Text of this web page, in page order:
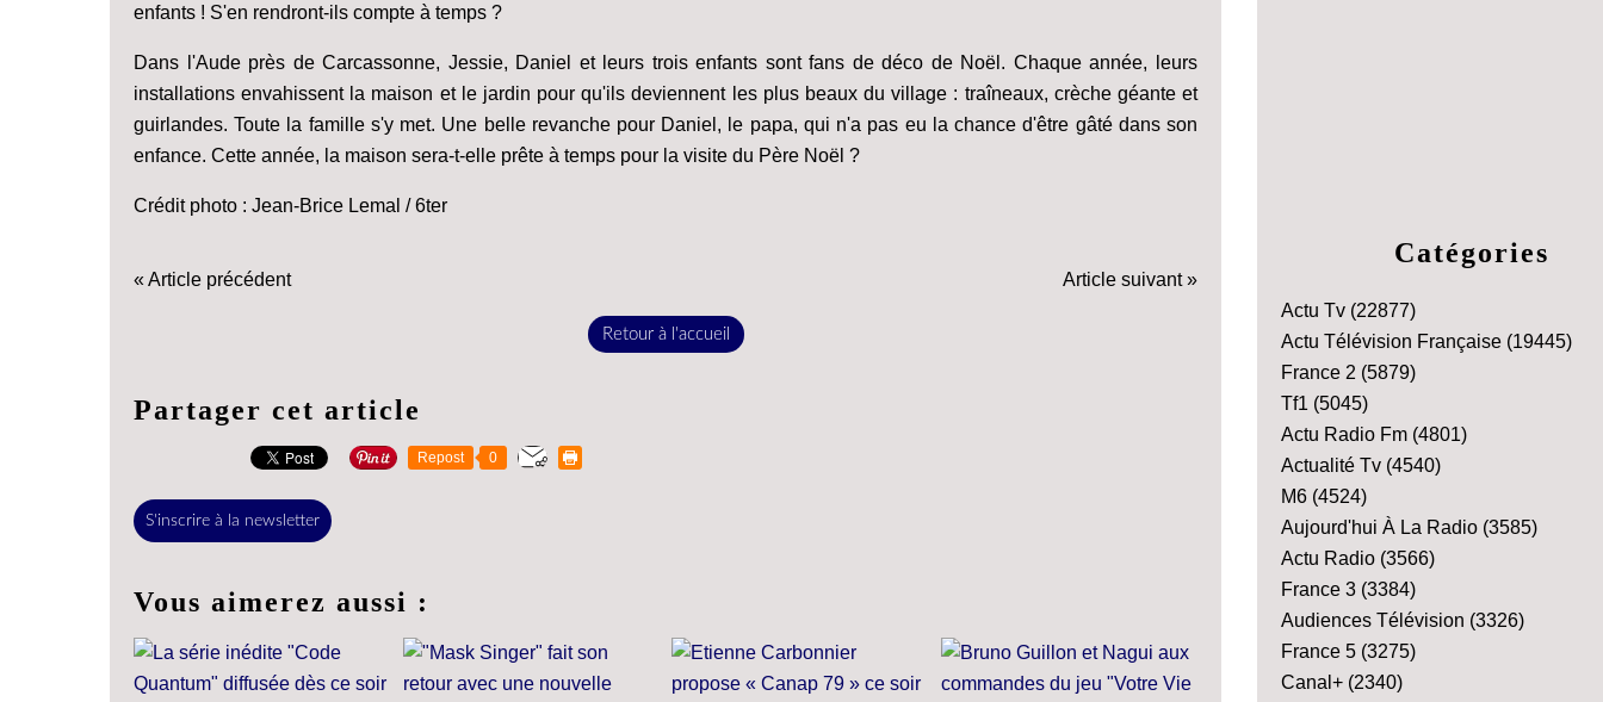
enfants ! S'en rendront-ils compte à temps ?
Dans l'Aude près de Carcassonne, Jessie, Daniel et leurs trois enfants sont fans de déco de Noël. Chaque année, leurs
installations envahissent la maison et le jardin pour qu'ils deviennent les plus beaux du village : traîneaux, crèche géante et
guirlandes. Toute la famille s'y met. Une belle revanche pour Daniel, le papa, qui n'a pas eu la chance d'être gâté dans son
enfance. Cette année, la maison sera-t-elle prête à temps pour la visite du Père Noël ?
Crédit photo : Jean-Brice Lemal / 6ter
« Article précédent Article suivant »
Retour à l'accueil
Partager cet article
Repost 0
S'inscrire à la newsletter
Vous aimerez aussi :
Catégories
Actu Tv (22877)
Actu Télévision Française (19445)
France 2 (5879)
Tf1 (5045)
Actu Radio Fm (4801)
Actualité Tv (4540)
M6 (4524)
Aujourd'hui À La Radio (3585)
Actu Radio (3566)
France 3 (3384)
Audiences Télévision (3326)
France 5 (3275)
Canal+ (2340)